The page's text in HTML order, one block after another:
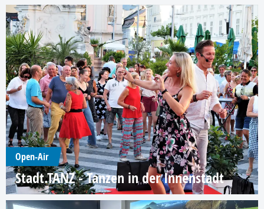
Open-Air
Stadt.TANZ - Tanzen in der Innenstadt